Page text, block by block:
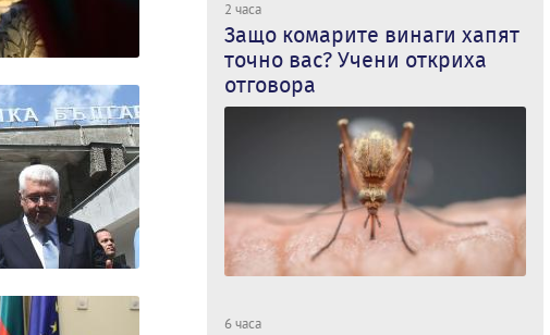
2 часа
Защо комарите винаги хапят
точно вас? Учени откриха
отговора
6 часа